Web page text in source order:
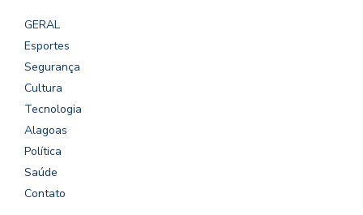
GERAL
Esportes
Segurança
Cultura
Tecnologia
Alagoas
Política
Saúde
Contato